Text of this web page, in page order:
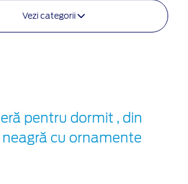
Vezi categorii
pentru dormit , din
neagră cu ornamente